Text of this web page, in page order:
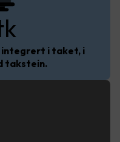
i taket, i
takstein.